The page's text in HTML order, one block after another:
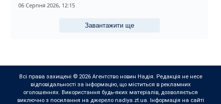
06 Серпня 2026, 12:15
Завантажити ще
Всі права захищені © 2026 Агентство новин Надія. Редакція не несе
відповідальності за інформацію, що міститься в рекламних
оголошеннях. Використання будь-яких матеріалів, дозволяється
виключно з посилання на джерело nadiya.zt.ua. Інформація на сайті